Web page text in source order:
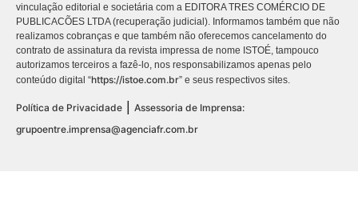
vinculação editorial e societária com a EDITORA TRES COMÉRCIO DE
PUBLICACÕES LTDA (recuperação judicial). Informamos também que não
realizamos cobranças e que também não oferecemos cancelamento do
contrato de assinatura da revista impressa de nome ISTOÉ, tampouco
autorizamos terceiros a fazê-lo, nos responsabilizamos apenas pelo
conteúdo digital “https://istoe.com.br” e seus respectivos sites.
Política de Privacidade | Assessoria de Imprensa:
grupoentre.imprensa@agenciafr.com.br